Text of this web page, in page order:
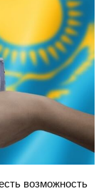
возможность